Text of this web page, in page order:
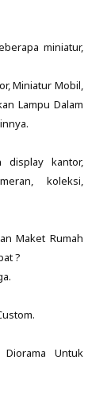
miniatur,
Miniatur Mobil,
Lampu Dalam
display kantor,
koleksi,
Maket Rumah
?
Untuk